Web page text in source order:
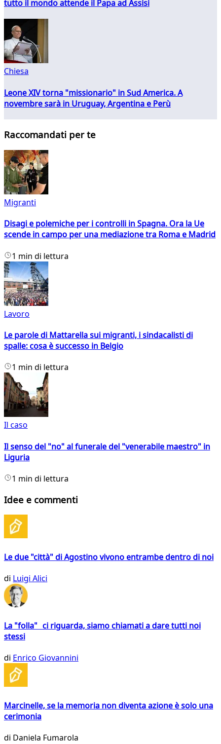
tutto il mondo attende il Papa ad Assisi
Chiesa
Leone XIV torna "missionario" in Sud America. A
novembre sarà in Uruguay, Argentina e Perù
Raccomandati per te
Migranti
Disagi e polemiche per i controlli in Spagna. Ora la Ue
scende in campo per una mediazione tra Roma e Madrid
1 min di lettura
Lavoro
Le parole di Mattarella sui migranti, i sindacalisti di
spalle: cosa è successo in Belgio
1 min di lettura
Il caso
Il senso del "no" al funerale del "venerabile maestro" in
Liguria
1 min di lettura
Idee e commenti
Le due "città" di Agostino vivono entrambe dentro di noi
di Luigi Alici
La "folla" ci riguarda, siamo chiamati a dare tutti noi
stessi
di Enrico Giovannini
Marcinelle, se la memoria non diventa azione è solo una
cerimonia
di Daniela Fumarola